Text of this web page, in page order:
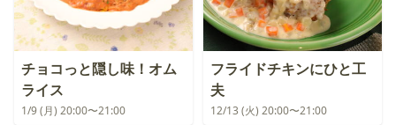
チョコっと隠し味！オム
ライス
1/9 (月) 20:00〜21:00
フライドチキンにひと工
夫
12/13 (火) 20:00〜21:00